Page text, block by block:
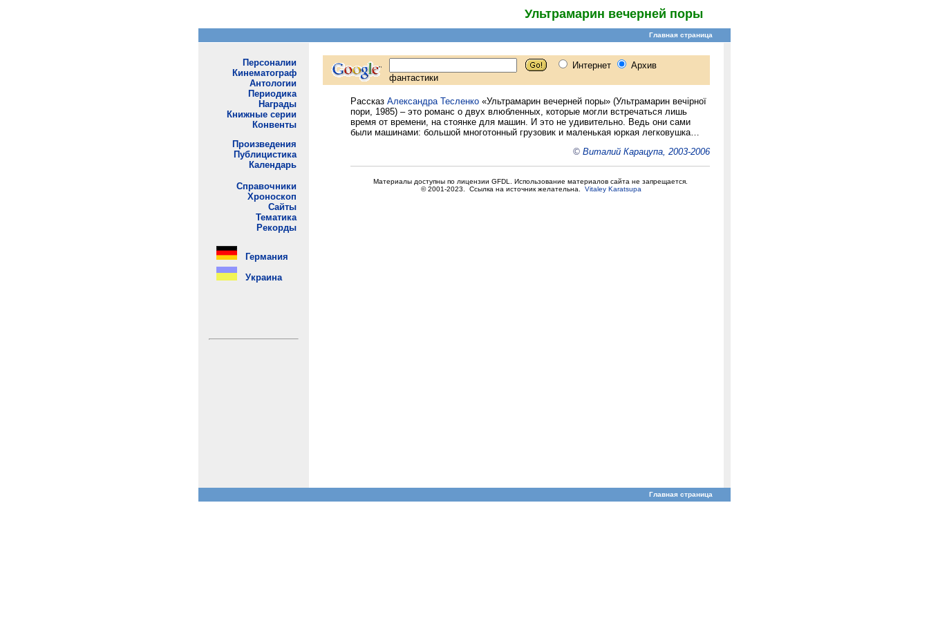
Ультрамарин вечерней поры
Рассказ Александра Тесленко «Ультрамарин вечерней поры» (Ультрамарин вечірної
пори, 1985) – это романс о двух влюбленных, которые могли встречаться лишь
время от времени, на стоянке для машин. И это не удивительно. Ведь они сами
были машинами: большой многотонный грузовик и маленькая юркая легковушка…
© Виталий Карацупа, 2003-2006